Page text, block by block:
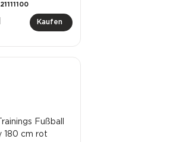
21111100
Kaufen